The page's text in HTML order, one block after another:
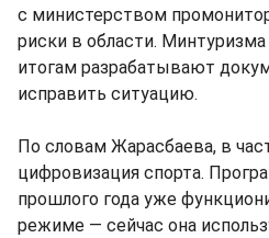
с министерством
риски в области.
итогам разрабатывают
исправить ситуацию.
По словам Жарасбаева, в
цифровизация спорта.
прошлого года уже
режиме — сейчас она